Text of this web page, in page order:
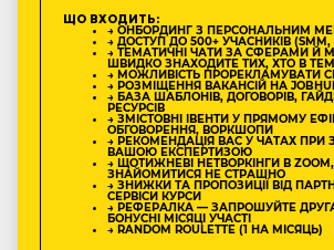
ЩО ВХОДИТЬ:
→ ОНБОРДИНГ З ПЕРСОНАЛЬНИМ
→ ДОСТУП ДО 500+ УЧАСНИКІВ (SMM,
→ ТЕМАТИЧНІ ЧАТИ ЗА СФЕРАМИ Й
ШВИДКО ЗНАХОДИТЕ ТИХ, ХТО В
→ МОЖЛИВІСТЬ ПРОРЕКЛАМУВАТИ
→ РОЗМІЩЕННЯ ВАКАНСІЙ НА
→ БАЗА ШАБЛОНІВ, ДОГОВОРІВ,
РЕСУРСІВ
→ ЗМІСТОВНІ ІВЕНТИ У ПРЯМОМУ
ОБГОВОРЕННЯ, ВОРКШОПИ
→ РЕКОМЕНДАЦІЯ ВАС У ЧАТАХ ПРИ
ВАШОЮ ЕКСПЕРТИЗОЮ
→ ЩОТИЖНЕВІ НЕТВОРКІНГИ В
ЗНАЙОМИТИСЯ НЕ СТРАШНО
→ ЗНИЖКИ ТА ПРОПОЗИЦІЇ ВІД
СЕРВІСИ КУРСИ
→ РЕФЕРАЛКА — ЗАПРОШУЙТЕ
БОНУСНІ МІСЯЦІ УЧАСТІ
→ RANDOM ROULETTE (1 НА МІСЯЦЬ)